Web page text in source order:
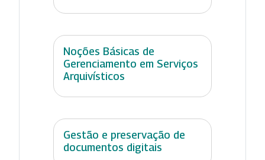
Noções Básicas de
Gerenciamento em Serviços
Arquivísticos
Gestão e preservação de
documentos digitais